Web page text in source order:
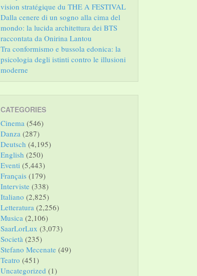
vision stratégique du THE A FESTIVAL
Dalla cenere di un sogno alla cima del
mondo: la lucida architettura dei BTS
raccontata da Onirina Lantou
Tra conformismo e bussola edonica: la
psicologia degli istinti contro le illusioni
moderne
CATEGORIES
Cinema (546)
Danza (287)
Deutsch (4,195)
English (250)
Eventi (5,443)
Français (179)
Interviste (338)
Italiano (2,825)
Letteratura (2,256)
Musica (2,106)
SaarLorLux (3,073)
Società (235)
Stefano Mecenate (49)
Teatro (451)
Uncategorized (1)